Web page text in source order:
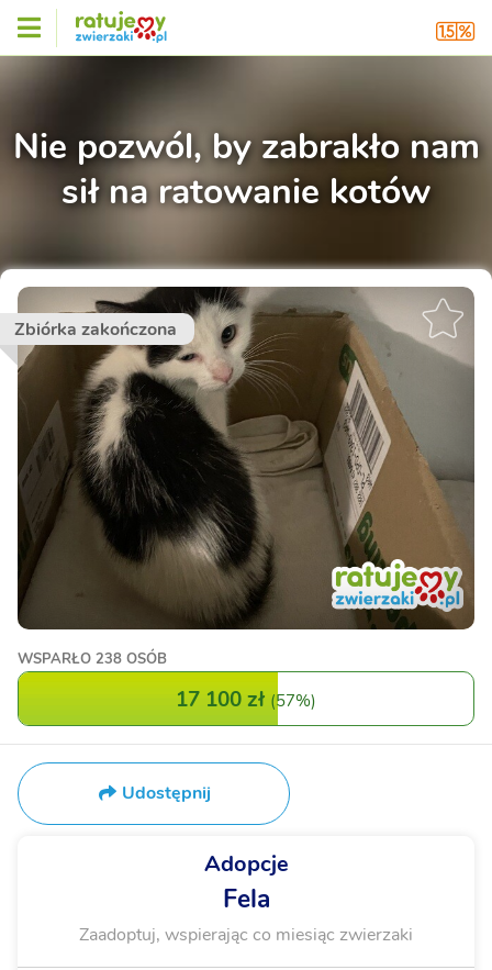
Nie pozwól, by zabrakło nam
sił na ratowanie kotów
Zbiórka zakończona
WSPARŁO 238 OSÓB
17 100 zł (57%)
Udostępnij
Adopcje
Fela
Zaadoptuj, wspierając co miesiąc zwierzaki